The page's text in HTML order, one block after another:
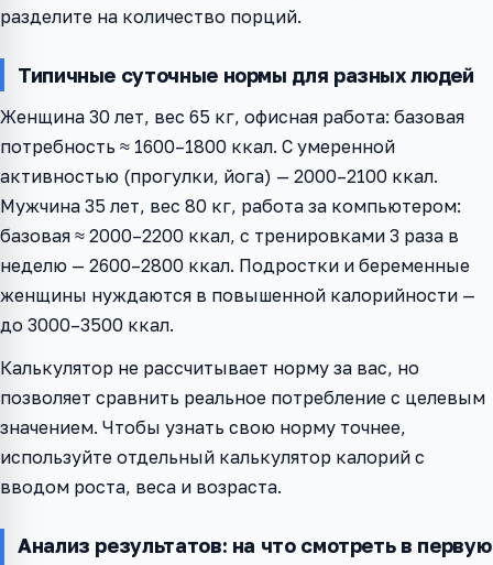
разделите на количество порций.
Типичные суточные нормы для разных людей
Женщина 30 лет, вес 65 кг, офисная работа: базовая
потребность ≈ 1600–1800 ккал. С умеренной
активностью (прогулки, йога) — 2000–2100 ккал.
Мужчина 35 лет, вес 80 кг, работа за компьютером:
базовая ≈ 2000–2200 ккал, с тренировками 3 раза в
неделю — 2600–2800 ккал. Подростки и беременные
женщины нуждаются в повышенной калорийности —
до 3000–3500 ккал.
Калькулятор не рассчитывает норму за вас, но
позволяет сравнить реальное потребление с целевым
значением. Чтобы узнать свою норму точнее,
используйте отдельный калькулятор калорий с
вводом роста, веса и возраста.
Анализ результатов: на что смотреть в первую